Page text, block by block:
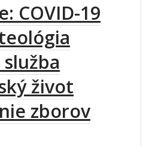
COVID-19
život
zborov